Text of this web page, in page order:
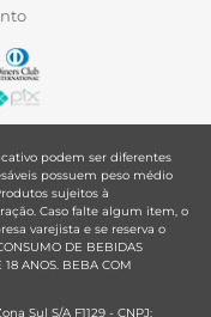
podem ser diferentes
possuem peso médio
sujeitos à
Caso falte algum item, o
varejista e se reserva o
DE BEBIDAS
18 ANOS. BEBA COM
Sul S/A F1129 - CNPJ: